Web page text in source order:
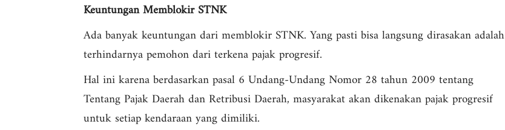
Keuntungan Memblokir STNK
Ada banyak keuntungan dari memblokir STNK. Yang pasti bisa langsung dirasakan adalah
terhindarnya pemohon dari terkena pajak progresif.
Hal ini karena berdasarkan pasal 6 Undang-Undang Nomor 28 tahun 2009 tentang
Tentang Pajak Daerah dan Retribusi Daerah, masyarakat akan dikenakan pajak progresif
untuk setiap kendaraan yang dimiliki.